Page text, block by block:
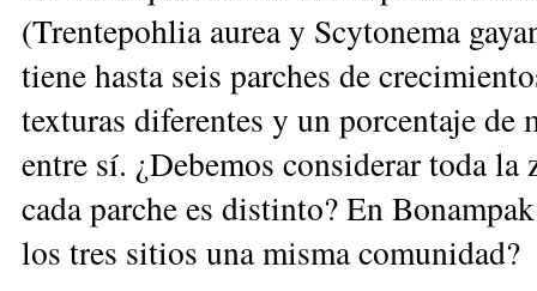
(Trentepohlia aurea y Scytonema
tiene hasta seis parches de
texturas diferentes y un porcentaje de
entre sí. ¿Debemos considerar toda
cada parche es distinto? En
los tres sitios una misma comunidad?